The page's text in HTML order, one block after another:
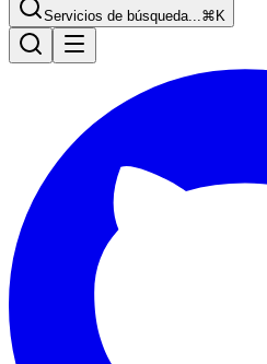
Servicios de búsqueda...⌘K